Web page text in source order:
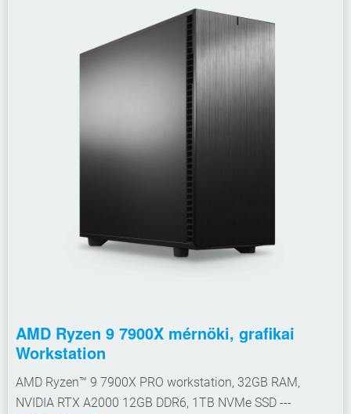
AMD Ryzen 9 7900X mérnöki, grafikai
Workstation
AMD Ryzen™ 9 7900X PRO workstation, 32GB RAM,
NVIDIA RTX A2000 12GB DDR6, 1TB NVMe SSD ---